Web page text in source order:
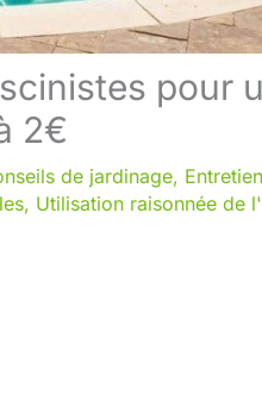
pour
2€
de jardinage,
, Utilisation raisonnée de